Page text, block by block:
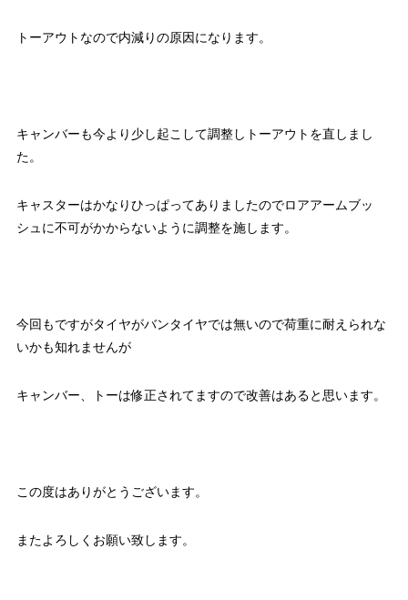
トーアウトなので内減りの原因になります。
キャンバーも今より少し起こして調整しトーアウトを直しまし
た。
キャスターはかなりひっぱってありましたのでロアアームブッ
シュに不可がかからないように調整を施します。
今回もですがタイヤがバンタイヤでは無いので荷重に耐えられな
いかも知れませんが
キャンバー、トーは修正されてますので改善はあると思います。
この度はありがとうございます。
またよろしくお願い致します。